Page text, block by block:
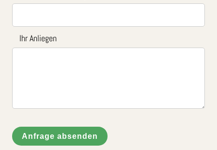
Ihr Anliegen
Anfrage absenden